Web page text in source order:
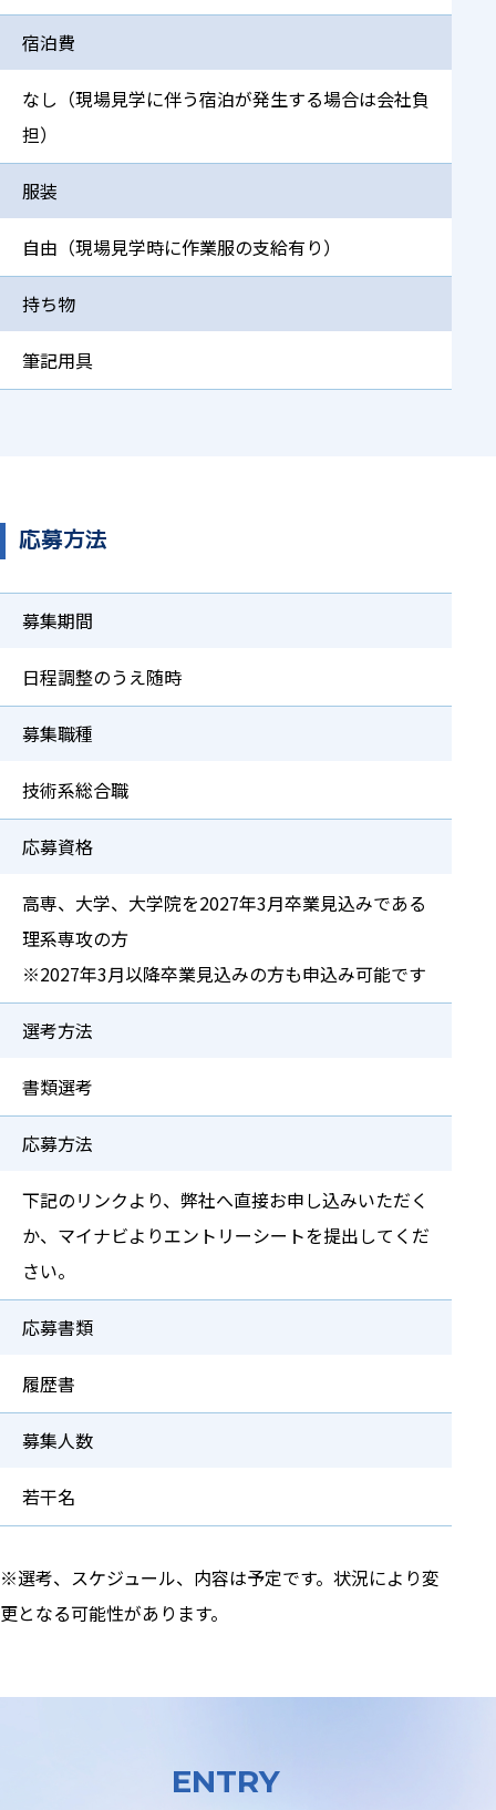
宿泊費
なし（現場見学に伴う宿泊が発生する場合は会社負
担）
服装
自由（現場見学時に作業服の支給有り）
持ち物
筆記用具
応募方法
募集期間
日程調整のうえ随時
募集職種
技術系総合職
応募資格
高専、大学、大学院を2027年3月卒業見込みである
理系専攻の方
※2027年3月以降卒業見込みの方も申込み可能です
選考方法
書類選考
応募方法
下記のリンクより、弊社へ直接お申し込みいただく
か、マイナビよりエントリーシートを提出してくだ
さい。
応募書類
履歴書
募集人数
若干名
※選考、スケジュール、内容は予定です。状況により変
更となる可能性があります。
ENTRY